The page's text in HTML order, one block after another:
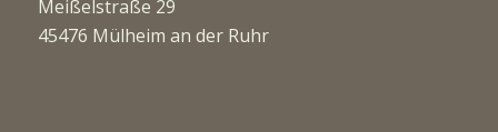
Meißelstraße 29
45476 Mülheim an der Ruhr